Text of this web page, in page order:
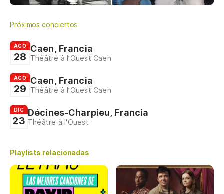
Próximos conciertos
AGO
28
Caen, Francia
Théâtre à l’Ouest Caen
AGO
29
Caen, Francia
Théâtre à l’Ouest Caen
DIC
23
Décines-Charpieu, Francia
Théâtre à l'Ouest
Playlists relacionadas